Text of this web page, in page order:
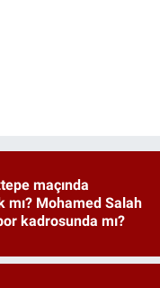
maçında
mı? Mohamed Salah
kadrosunda mı?